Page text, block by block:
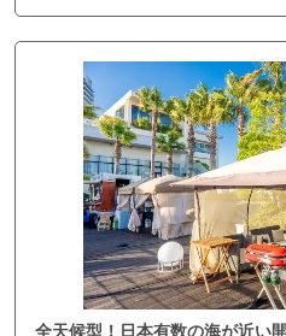
全天候型！日本有数の海が近い